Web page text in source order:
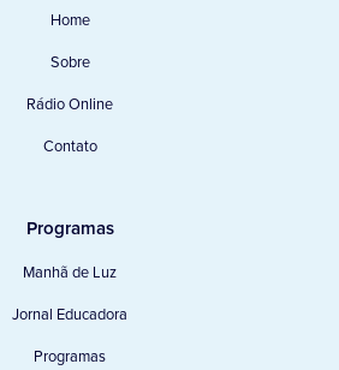
Home
Sobre
Rádio Online
Contato
Programas
Manhã de Luz
Jornal Educadora
Programas